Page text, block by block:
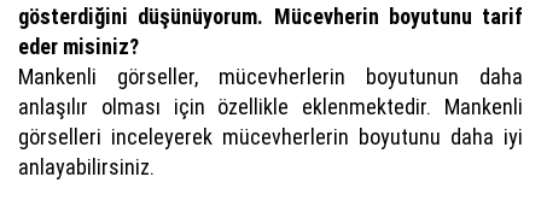
gösterdiğini düşünüyorum. Mücevherin boyutunu tarif
eder misiniz?
Mankenli görseller, mücevherlerin boyutunun daha
anlaşılır olması için özellikle eklenmektedir. Mankenli
görselleri inceleyerek mücevherlerin boyutunu daha iyi
anlayabilirsiniz.